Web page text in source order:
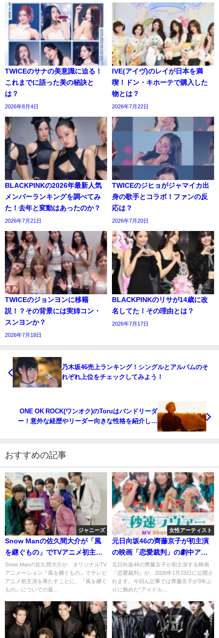
TWICEのサナの美意識に迫る！
これまでに語った美の秘訣と
は？
2026年8月4日
IVE(アイヴ)のレイが日本を満
喫！ドン・キホーテで購入した
物とは？
2026年7月22日
BLACKPINKの2026年最新人気
メンバーランキングを調べてみ
た！去年と変動はあったのか？
2026年7月21日
TWICEのジヒョがジャマイカ出
身の歌手とコラボ！ファンの反
応は？
2026年7月20日
TWICEのジョンヨンに移籍
説！？その背景には実姉コン・
スンヨンか？
2026年7月18日
BLACKPINKのリサが14歳に改
名してた！その理由とは？
2026年7月17日
乃木坂46売上ランキング！シングルとアルバムのそ
れぞれ上位をチェックしてみよう！
ONE OK ROCK(ワンオク)のToruはバンドリーダ
ー！意外な経歴やリーダー向きな性格を紹介しま
おすすめの記事
ジャニーズ
Snow Manの佐久間大介が「風
を継ぐもの」でTVアニメ初主
演！
Snow Manの佐久間大介が、オリジナルTV
アニメーション『風を継ぐもの』でテレビ
アニメ初主演を果たすことに。『風を継ぐ
もの』についての最...
女性アーティスト
元日向坂46の齊藤京子が初主演
の映画「恋愛裁判」の劇中アイ
ドルで3年ぶりのセンター、ファ
ンの反応は？
元日向坂46の齊藤京子が初主演する映画
『恋愛裁判』が、2026年1月23日に公開さ
れます。今回ん記事では齊藤京子が3年ぶ
りに務めた”アイドル...